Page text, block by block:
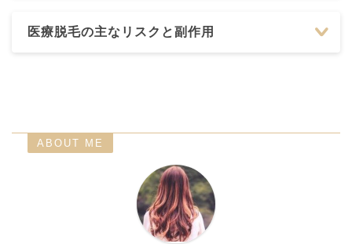
医療脱毛の主なリスクと副作用
ABOUT ME